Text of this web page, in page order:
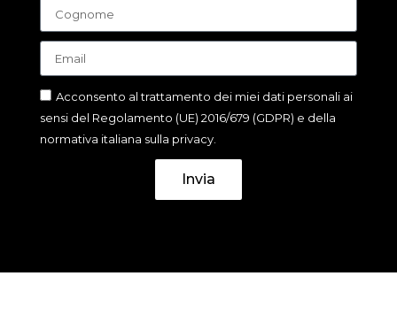
Acconsento al trattamento dei miei dati personali ai
sensi del Regolamento (UE) 2016/679 (GDPR) e della
normativa italiana sulla privacy.
Invia